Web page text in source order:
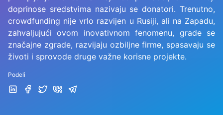
doprinose sredstvima nazivaju se donatori. Trenutno,
crowdfunding nije vrlo razvijen u Rusiji, ali na Zapadu,
zahvaljujući ovom inovativnom fenomenu, grade se
značajne zgrade, razvijaju ozbiljne firme, spasavaju se
životi i sprovode druge važne korisne projekte.
Podeli